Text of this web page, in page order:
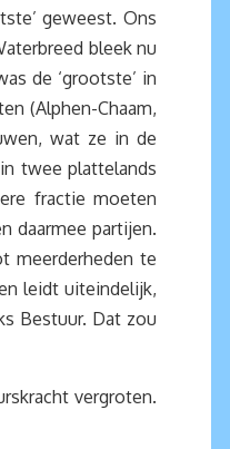
geweest. Ons
bleek nu
de ‘grootste’ in
(Alphen-Chaam,
wat ze in de
twee plattelands
fractie moeten
daarmee partijen.
meerderheden te
leidt uiteindelijk,
Bestuur. Dat zou
vergroten.